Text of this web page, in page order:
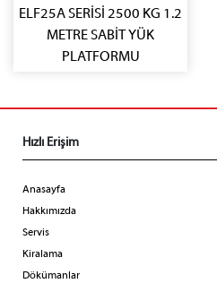
ELF25A SERİSİ 2500 KG 1.2
METRE SABİT YÜK
PLATFORMU
Hızlı Erişim
Anasayfa
Hakkımızda
Servis
Kiralama
Dökümanlar